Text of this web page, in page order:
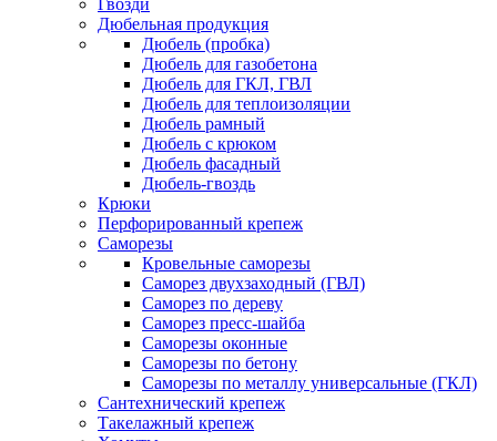
Гвозди
Дюбельная продукция
Дюбель (пробка)
Дюбель для газобетона
Дюбель для ГКЛ, ГВЛ
Дюбель для теплоизоляции
Дюбель рамный
Дюбель с крюком
Дюбель фасадный
Дюбель-гвоздь
Крюки
Перфорированный крепеж
Саморезы
Кровельные саморезы
Саморез двухзаходный (ГВЛ)
Саморез по дереву
Саморез пресс-шайба
Саморезы оконные
Саморезы по бетону
Саморезы по металлу универсальные (ГКЛ)
Сантехнический крепеж
Такелажный крепеж